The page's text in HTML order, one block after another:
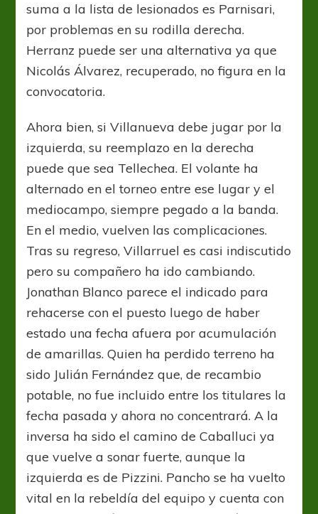
suma a la lista de lesionados es Parnisari,
por problemas en su rodilla derecha.
Herranz puede ser una alternativa ya que
Nicolás Álvarez, recuperado, no figura en la
convocatoria.
Ahora bien, si Villanueva debe jugar por la
izquierda, su reemplazo en la derecha
puede que sea Tellechea. El volante ha
alternado en el torneo entre ese lugar y el
mediocampo, siempre pegado a la banda.
En el medio, vuelven las complicaciones.
Tras su regreso, Villarruel es casi indiscutido
pero su compañero ha ido cambiando.
Jonathan Blanco parece el indicado para
rehacerse con el puesto luego de haber
estado una fecha afuera por acumulación
de amarillas. Quien ha perdido terreno ha
sido Julián Fernández que, de recambio
potable, no fue incluido entre los titulares la
fecha pasada y ahora no concentrará. A la
inversa ha sido el camino de Caballuci ya
que vuelve a sonar fuerte, aunque la
izquierda es de Pizzini. Pancho se ha vuelto
vital en la rebeldía del equipo y cuenta con